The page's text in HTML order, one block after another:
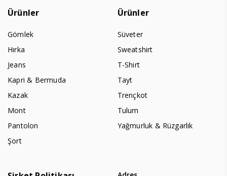
Ürünler
Gömlek
Hırka
Jeans
Kapri & Bermuda
Kazak
Mont
Pantolon
Şort
Ürünler
Süveter
Sweatshirt
T-Shirt
Tayt
Trençkot
Tulum
Yağmurluk & Rüzgarlık